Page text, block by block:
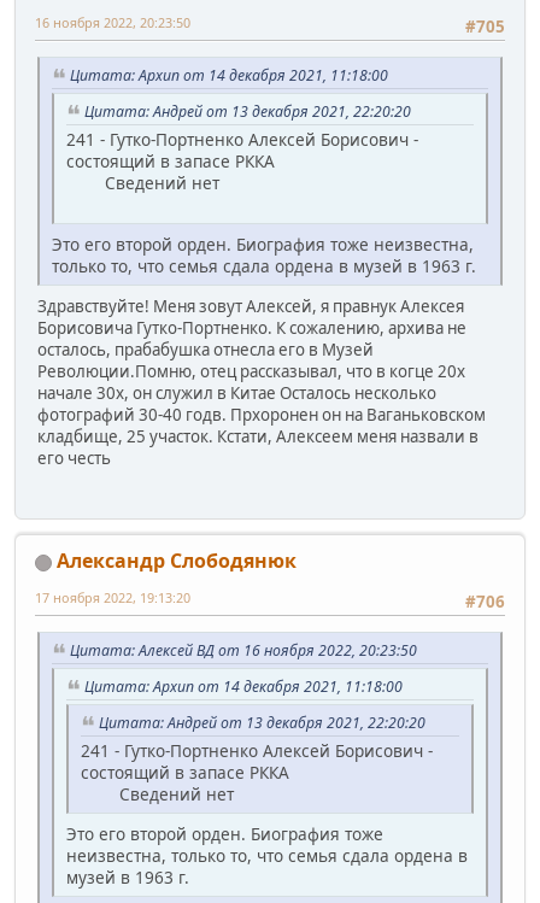
#705
16 ноября 2022, 20:23:50
Цитата: Архип от 14 декабря 2021, 11:18:00
Цитата: Андрей от 13 декабря 2021, 22:20:20
241 - Гутко-Портненко Алексей Борисович -
состоящий в запасе РККА
Сведений нет
Это его второй орден. Биография тоже неизвестна,
только то, что семья сдала ордена в музей в 1963 г.
Здравствуйте! Меня зовут Алексей, я правнук Алексея
Борисовича Гутко-Портненко. К сожалению, архива не
осталось, прабабушка отнесла его в Музей
Революции.Помню, отец рассказывал, что в когце 20х
начале 30х, он служил в Китае Осталось несколько
фотографий 30-40 годв. Прхоронен он на Ваганьковском
кладбище, 25 участок. Кстати, Алексеем меня назвали в
его честь
Александр Слободянюк
#706
17 ноября 2022, 19:13:20
Цитата: Алексей ВД от 16 ноября 2022, 20:23:50
Цитата: Архип от 14 декабря 2021, 11:18:00
Цитата: Андрей от 13 декабря 2021, 22:20:20
241 - Гутко-Портненко Алексей Борисович -
состоящий в запасе РККА
Сведений нет
Это его второй орден. Биография тоже
неизвестна, только то, что семья сдала ордена в
музей в 1963 г.